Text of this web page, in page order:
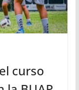
curso